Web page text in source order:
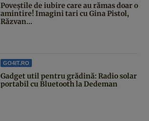
Poveştile de iubire care au rămas doar o
amintire! Imagini tari cu Gina Pistol,
Răzvan...
GO4IT.RO
Gadget util pentru grădină: Radio solar
portabil cu Bluetooth la Dedeman